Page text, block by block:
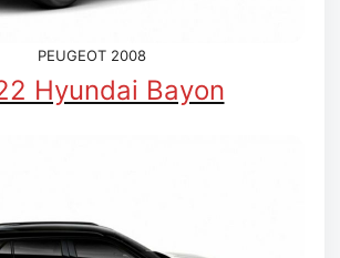
PEUGEOT 2008
Hyundai Bayon